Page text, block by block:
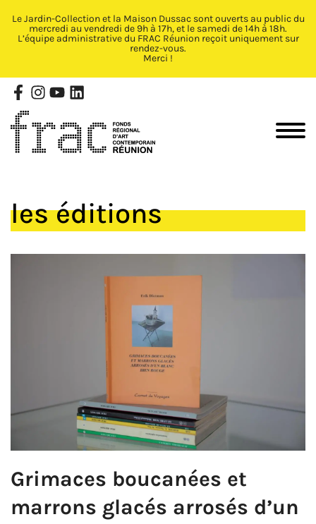
Fermer X
Le Jardin-Collection et la Maison Dussac sont ouverts au public du
mercredi au vendredi de 9h à 17h, et le samedi de 14h à 18h.
L’équipe administrative du FRAC Réunion reçoit uniquement sur
rendez-vous.
Merci !
les éditions
Grimaces boucanées et
marrons glacés arrosés d’un